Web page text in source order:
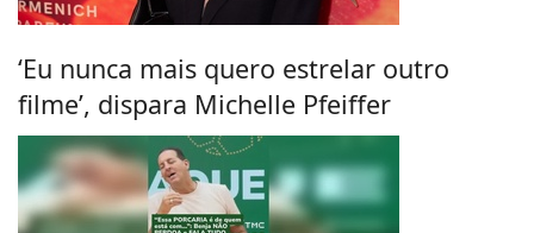
‘Eu nunca mais quero estrelar outro
filme’, dispara Michelle Pfeiffer